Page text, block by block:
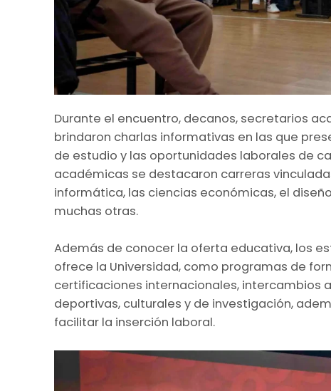
Durante el encuentro, decanos, secretarios
brindaron charlas informativas en las que
de estudio y las oportunidades laborales de
académicas se destacaron carreras
informática, las ciencias económicas, el
muchas otras.
Además de conocer la oferta educativa, los
ofrece la Universidad, como programas de
certificaciones internacionales, intercambios
deportivas, culturales y de investigación,
facilitar la inserción laboral.